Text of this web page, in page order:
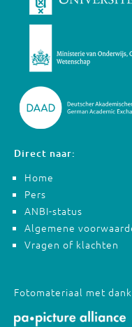
Direct naar:
Home
Pers
ANBI-status
Algemene
Vragen of klachten
Fotomateriaal met